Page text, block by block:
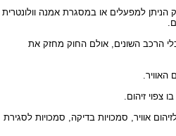
הניתן למפעלים או במסגרת אמנה וולונטרית
הרכב השונים, אולם החוק מחזק את
זיהום.
אוויר, סמכויות בדיקה, סמכויות לסגירת